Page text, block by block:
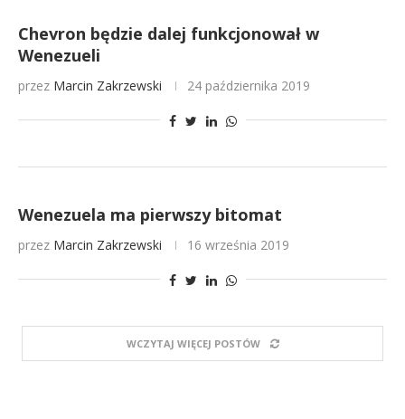
Chevron będzie dalej funkcjonował w
Wenezueli
przez Marcin Zakrzewski 24 października 2019
Wenezuela ma pierwszy bitomat
przez Marcin Zakrzewski 16 września 2019
WCZYTAJ WIĘCEJ POSTÓW